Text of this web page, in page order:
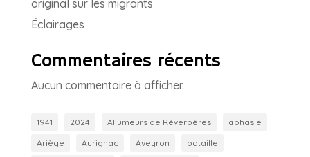
original sur les migrants
Éclairages
Commentaires récents
Aucun commentaire à afficher.
1941 2024 Allumeurs de Réverbères
aphasie
Ariège
Aurignac Aveyron
bataille